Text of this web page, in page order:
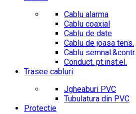
Cablu alarma
Cablu coaxial
Cablu de date
Cablu de joasa tens.
Cablu semnal.&contr.
Conduct. pt.inst.el.
Trasee cabluri
Jgheaburi PVC
Tubulatura din PVC
Protectie